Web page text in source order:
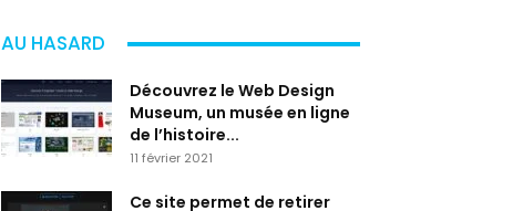
AU HASARD
Découvrez le Web Design
Museum, un musée en ligne
de l’histoire...
11 février 2021
Ce site permet de retirer